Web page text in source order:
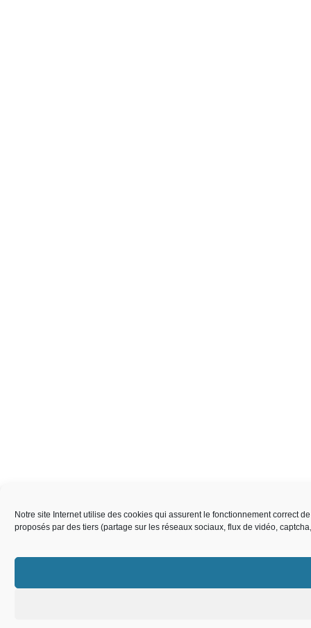
Notre site Internet utilise des cookies qui assurent le fonctionnement correct
proposés par des tiers (partage sur les réseaux sociaux, flux de vidéo,